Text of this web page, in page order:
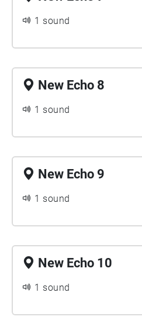
1 sound
New Echo 8
1 sound
New Echo 9
1 sound
New Echo 10
1 sound